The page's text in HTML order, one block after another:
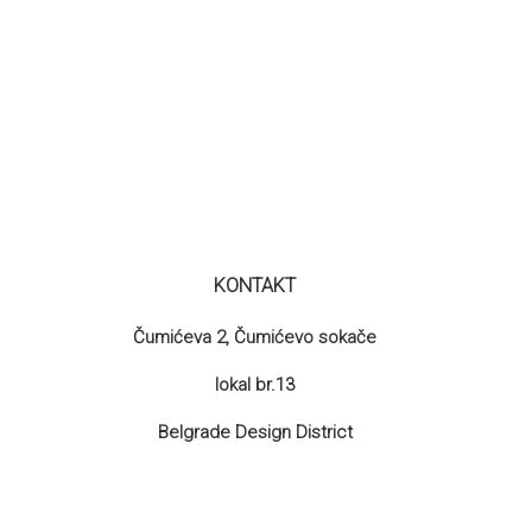
KONTAKT
Čumićeva 2, Čumićevo sokače
lokal br.13
Belgrade Design District